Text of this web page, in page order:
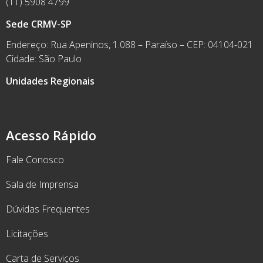
Acesso Rápido
Fale Conosco
Sala de Imprensa
Dúvidas Frequentes
Licitações
Carta de Serviços
Sede CRMV-SP
Endereço: Rua Apeninos, 1.088 – Paraíso – CEP: 04104-021
Cidade: São Paulo
Unidades Regionais